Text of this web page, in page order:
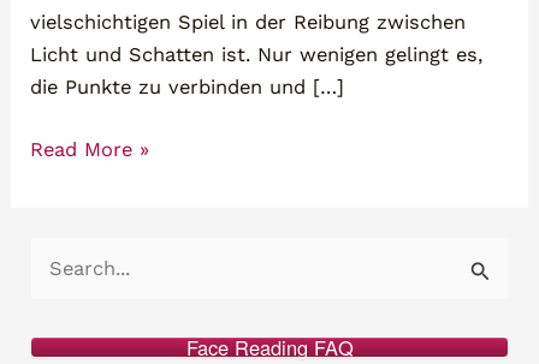
vielschichtigen Spiel in der Reibung zwischen
Licht und Schatten ist. Nur wenigen gelingt es,
die Punkte zu verbinden und […]
Vom
Seminar
Read More »
Face Reading FAQ